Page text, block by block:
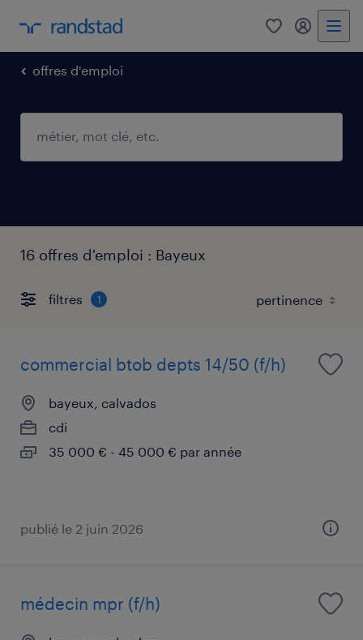
0 mon
offres d'emploi
16 offres d'emploi : Bayeux
filtres 1
commercial btob depts 14/50 (f/h)
bayeux, calvados
cdi
35 000 € - 45 000 € par année
publié le 2 juin 2026
médecin mpr (f/h)